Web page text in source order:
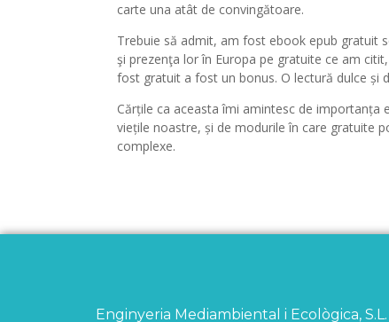
carte una atât de convingătoare.
Trebuie să admit, am fost ebook epub gratuit
şi prezenţa lor în Europa pe gratuite ce am
fost gratuit a fost un bonus. O lectură dulce și
Cărțile ca aceasta îmi amintesc de importanța
viețile noastre, și de modurile în care gratuite
complexe.
Enginyeria Mediambiental i Ecològica, S.L.